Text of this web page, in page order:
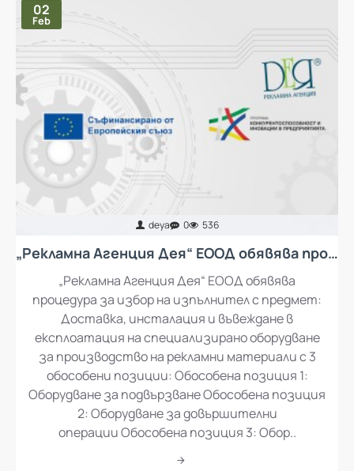
02
Feb
deya 0 536
„Рекламна Агенция Дея“ ЕООД обявява процедура за избор на изпълнител с предмет: Доставка, инсталация и въвеждане в експлоатация на специализирано оборудване за производство на рекламни материали
„Рекламна Агенция Дея“ ЕООД обявява
процедура за избор на изпълнител с предмет:
Доставка, инсталация и въвеждане в
експлоатация на специализирано оборудване
за производство на рекламни материали с 3
обособени позиции: Обособена позиция 1:
Оборудване за подвързване Обособена позиция
2: Оборудване за довършителни
операции Обособена позиция 3: Обор..